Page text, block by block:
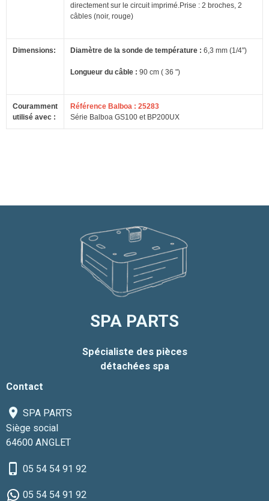
directement sur le circuit imprimé. Prise : 2 broches, 2
câbles (noir, rouge)
Dimensions: Diamètre de la sonde de température : 6,3 mm (1/4")
Longueur du câble : 90 cm ( 36 ")
Couramment
utilisé avec :
Référence Balboa : 25283
Série Balboa GS100 et BP200UX
SPA PARTS
Spécialiste des pièces
détachées spa
Contact
SPA PARTS
Siège social
64600 ANGLET
05 54 54 91 92
05 54 54 91 92